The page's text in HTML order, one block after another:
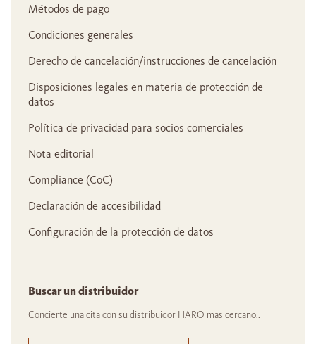
Métodos de pago
Condiciones generales
Derecho de cancelación/instrucciones de cancelación
Disposiciones legales en materia de protección de
datos
Política de privacidad para socios comerciales
Nota editorial
Compliance (CoC)
Declaración de accesibilidad
Configuración de la protección de datos
Buscar un distribuidor
Concierte una cita con su distribuidor HARO más cercano..